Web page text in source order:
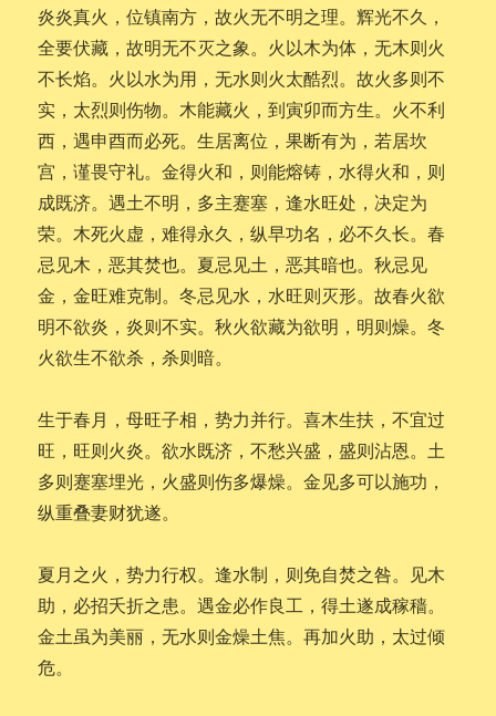
炎炎真火，位镇南方，故火无不明之理。辉光不久，
全要伏藏，故明无不灭之象。火以木为体，无木则火
不长焰。火以水为用，无水则火太酷烈。故火多则不
实，太烈则伤物。木能藏火，到寅卯而方生。火不利
西，遇申酉而必死。生居离位，果断有为，若居坎
宫，谨畏守礼。金得火和，则能熔铸，水得火和，则
成既济。遇土不明，多主蹇塞，逢水旺处，决定为
荣。木死火虚，难得永久，纵早功名，必不久长。春
忌见木，恶其焚也。夏忌见土，恶其暗也。秋忌见
金，金旺难克制。冬忌见水，水旺则灭形。故春火欲
明不欲炎，炎则不实。秋火欲藏为欲明，明则燥。冬
火欲生不欲杀，杀则暗。
生于春月，母旺子相，势力并行。喜木生扶，不宜过
旺，旺则火炎。欲水既济，不愁兴盛，盛则沾恩。土
多则蹇塞埋光，火盛则伤多爆燥。金见多可以施功，
纵重叠妻财犹遂。
夏月之火，势力行权。逢水制，则免自焚之咎。见木
助，必招夭折之患。遇金必作良工，得土遂成稼穑。
金土虽为美丽，无水则金燥土焦。再加火助，太过倾
危。